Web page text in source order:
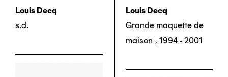
Louis Decq
s.d.
Louis Decq
Grande maquette de
maison , 1994 - 2001